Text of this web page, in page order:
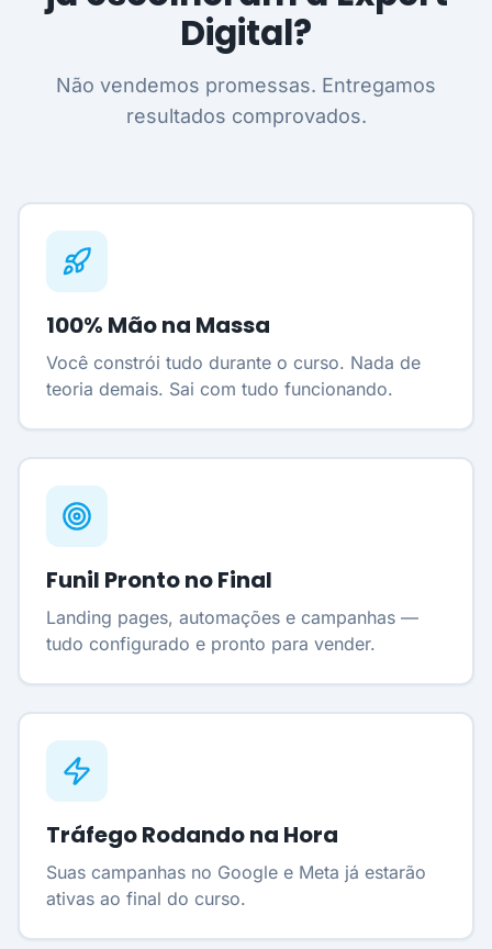
Digital?
Não vendemos promessas. Entregamos
resultados comprovados.
100% Mão na Massa
Você constrói tudo durante o curso. Nada de
teoria demais. Sai com tudo funcionando.
Funil Pronto no Final
Landing pages, automações e campanhas —
tudo configurado e pronto para vender.
Tráfego Rodando na Hora
Suas campanhas no Google e Meta já estarão
ativas ao final do curso.